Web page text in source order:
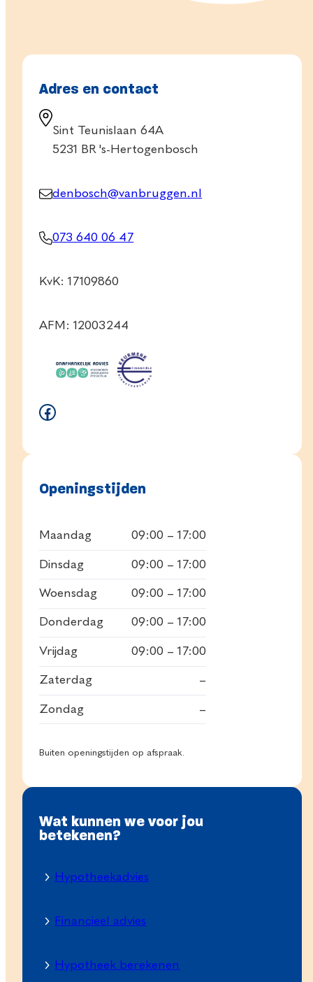
Adres en contact
Sint Teunislaan 64A
5231 BR 's-Hertogenbosch
denbosch@vanbruggen.nl
073 640 06 47
KvK: 17109860
AFM: 12003244
Facebook
Openingstijden
Maandag 09:00 – 17:00
Dinsdag 09:00 – 17:00
Woensdag 09:00 – 17:00
Donderdag 09:00 – 17:00
Vrijdag 09:00 – 17:00
Zaterdag –
Zondag –
Buiten openingstijden op afspraak.
Wat kunnen we voor jou
betekenen?
Hypotheekadvies
Financieel advies
Hypotheek berekenen